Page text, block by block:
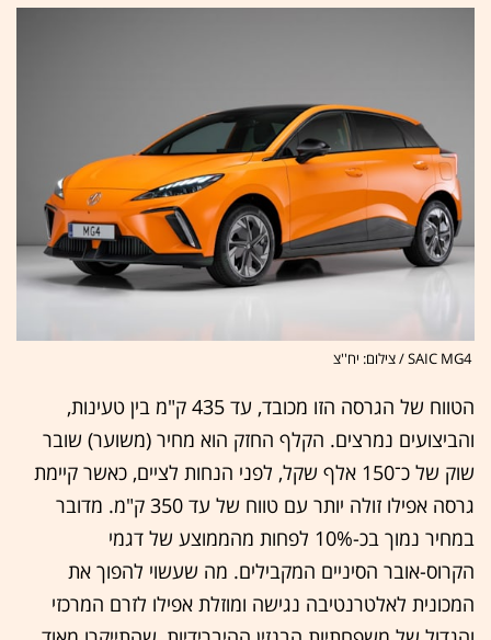
SAIC MG4 / צילום: יח''צ
הטווח של הגרסה הזו מכובד, עד 435 ק"מ בין טעינות,
והביצועים נמרצים. הקלף החזק הוא מחיר (משוער) שובר
שוק של כ־150 אלף שקל, לפני הנחות לציים, כאשר קיימת
גרסה אפילו זולה יותר עם טווח של עד 350 ק"מ. מדובר
במחיר נמוך בכ-10% לפחות מהממוצע של דגמי
הקרוס-אובר הסיניים המקבילים. מה שעשוי להפוך את
המכונית לאלטרנטיבה נגישה ומוזלת אפילו לזרם המרכזי